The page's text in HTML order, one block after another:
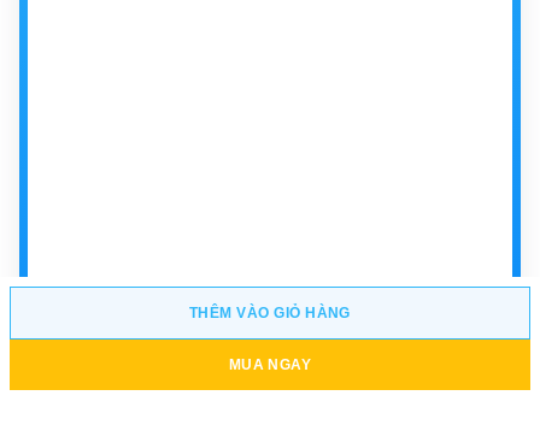
THÊM VÀO GIỎ HÀNG
MUA NGAY